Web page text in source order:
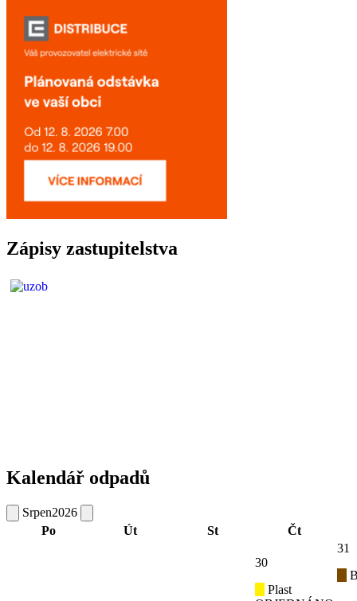
Zápisy zastupitelstva
Kalendář odpadů
Srpen2026
Po
Út St Čt
30
Plast
31